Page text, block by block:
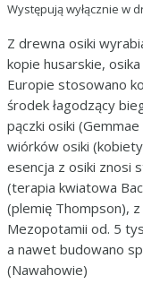
Występują wyłącznie w
Z drewna osiki
kopie husarskie,
Europie stosowano
środek łagodzący
pączki osiki
wiórków osiki
esencja z osiki znosi
(terapia kwiatowa
(plemię Thompson),
Mezopotamii od. 5
a nawet budowano
(Nawahowie)